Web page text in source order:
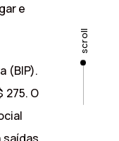
scroll
e
(BIP).
O